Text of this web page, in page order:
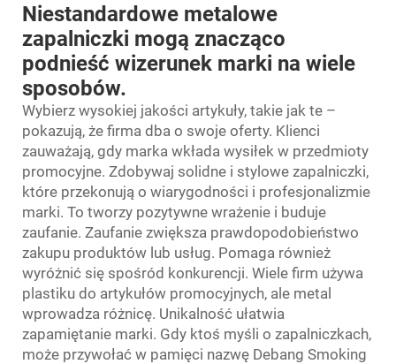
Niestandardowe metalowe
zapalniczki mogą znacząco
podnieść wizerunek marki na wiele
sposobów.
Wybierz wysokiej jakości artykuły, takie jak te –
pokazują, że firma dba o swoje oferty. Klienci
zauważają, gdy marka wkłada wysiłek w przedmioty
promocyjne. Zdobywaj solidne i stylowe zapalniczki,
które przekonują o wiarygodności i profesjonalizmie
marki. To tworzy pozytywne wrażenie i buduje
zaufanie. Zaufanie zwiększa prawdopodobieństwo
zakupu produktów lub usług. Pomaga również
wyróżnić się spośród konkurencji. Wiele firm używa
plastiku do artykułów promocyjnych, ale metal
wprowadza różnicę. Unikalność ułatwia
zapamiętanie marki. Gdy ktoś myśli o zapalniczkach,
może przywołać w pamięci nazwę Debang Smoking